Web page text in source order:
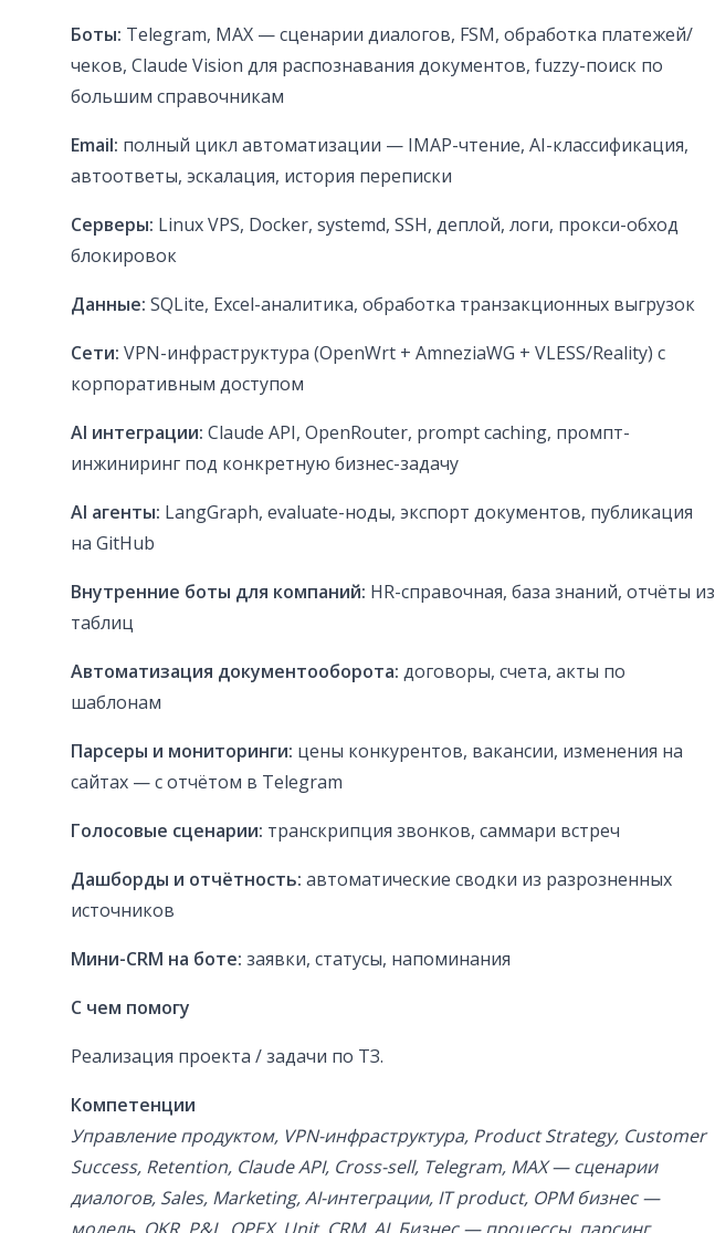
Боты: Telegram, MAX — сценарии диалогов, FSM, обработка платежей/
чеков, Claude Vision для распознавания документов, fuzzy-поиск по
большим справочникам
Email: полный цикл автоматизации — IMAP-чтение, AI-классификация,
автоответы, эскалация, история переписки
Серверы: Linux VPS, Docker, systemd, SSH, деплой, логи, прокси-обход
блокировок
Данные: SQLite, Excel-аналитика, обработка транзакционных выгрузок
Сети: VPN-инфраструктура (OpenWrt + AmneziaWG + VLESS/Reality) с
корпоративным доступом
AI интеграции: Claude API, OpenRouter, prompt caching, промпт-
инжиниринг под конкретную бизнес-задачу
AI агенты: LangGraph, evaluate-ноды, экспорт документов, публикация
на GitHub
Внутренние боты для компаний: HR-справочная, база знаний, отчёты из
таблиц
Автоматизация документооборота: договоры, счета, акты по
шаблонам
Парсеры и мониторинги: цены конкурентов, вакансии, изменения на
сайтах — с отчётом в Telegram
Голосовые сценарии: транскрипция звонков, саммари встреч
Дашборды и отчётность: автоматические сводки из разрозненных
источников
Мини-CRM на боте: заявки, статусы, напоминания
С чем помогу
Реализация проекта / задачи по ТЗ.
Компетенции
Управление продуктом, VPN-инфраструктура, Product Strategy, Customer
Success, Retention, Claude API, Cross-sell, Telegram, MAX — сценарии
диалогов, Sales, Marketing, AI-интеграции, IT product, OPM бизнес —